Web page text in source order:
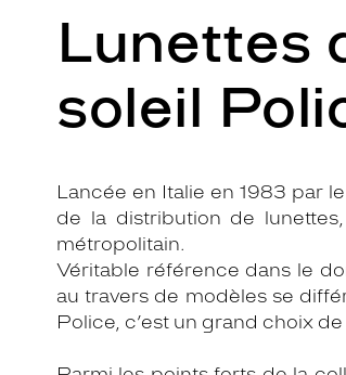
Lunettes
soleil
Lancée en Italie en 1983 par
de la distribution de
métropolitain.
Véritable référence dans le
au travers de modèles se
Police, c’est un grand choix